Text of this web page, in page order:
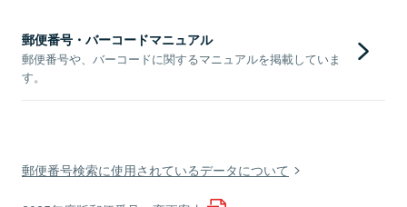
郵便番号・バーコードマニュアル
郵便番号や、バーコードに関するマニュアルを掲載していま
す。
郵便番号検索に使用されているデータについて